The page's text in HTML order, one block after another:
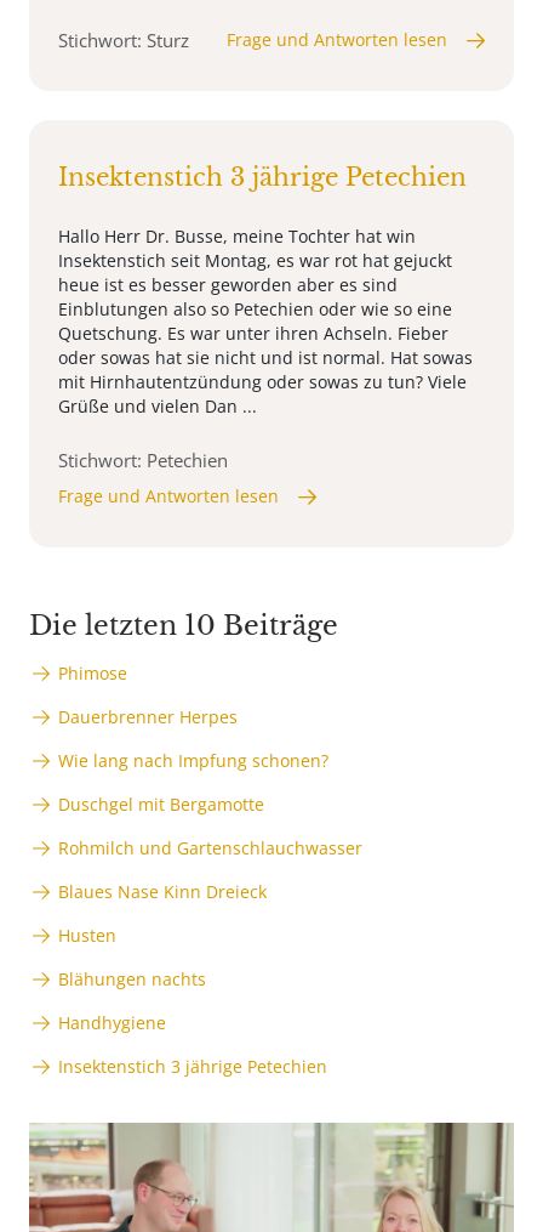
Stichwort: Sturz Frage und Antworten lesen
Insektenstich 3 jährige Petechien
Hallo Herr Dr. Busse, meine Tochter hat win
Insektenstich seit Montag, es war rot hat gejuckt
heue ist es besser geworden aber es sind
Einblutungen also so Petechien oder wie so eine
Quetschung. Es war unter ihren Achseln. Fieber
oder sowas hat sie nicht und ist normal. Hat sowas
mit Hirnhautentzündung oder sowas zu tun? Viele
Grüße und vielen Dan ...
Stichwort: Petechien
Frage und Antworten lesen
Die letzten 10 Beiträge
Phimose
Dauerbrenner Herpes
Wie lang nach Impfung schonen?
Duschgel mit Bergamotte
Rohmilch und Gartenschlauchwasser
Blaues Nase Kinn Dreieck
Husten
Blähungen nachts
Handhygiene
Insektenstich 3 jährige Petechien